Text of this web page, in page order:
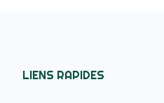
LIENS RAPIDES